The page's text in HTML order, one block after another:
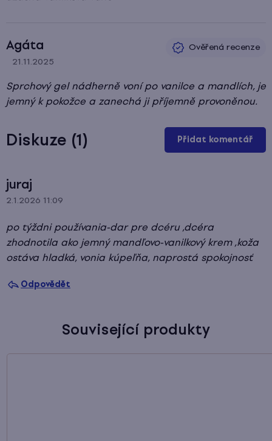
Související produkty
Agáta
Hodnocení produktu je 5 z 5 hvězdiček.
21.11.2025
Sprchový gel nádherně voní po vanilce a mandlích, je
jemný k pokožce a zanechá ji příjemně provoněnou.
Diskuze (1) Přidat komentář
V
ý
i
s
i
z
juraj
2.1.2026 11:09
po týždni používania-dar pre dcéru ,dcéra
zhodnotila ako jemný mandľovo-vanilkový krem ,koža
ostáva hladká, vonia kúpeľňa, naprostá spokojnosť
Odpovědět